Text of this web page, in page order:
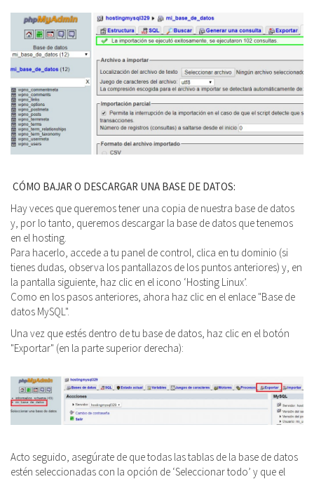
CÓMO BAJAR O DESCARGAR UNA BASE DE DATOS:
Hay veces que queremos tener una copia de nuestra base de datos
y, por lo tanto, queremos descargar la base de datos que tenemos
en el hosting.
Para hacerlo, accede a tu panel de control, clica en tu dominio (si
tienes dudas, observa los pantallazos de los puntos anteriores) y, en
la pantalla siguiente, haz clic en el icono ‘Hosting Linux’.
Como en los pasos anteriores, ahora haz clic en el enlace "Base de
datos MySQL".
Una vez que estés dentro de tu base de datos, haz clic en el botón
"Exportar" (en la parte superior derecha):
Acto seguido, asegúrate de que todas las tablas de la base de datos
estén seleccionadas con la opción de ‘Seleccionar todo’ y que el